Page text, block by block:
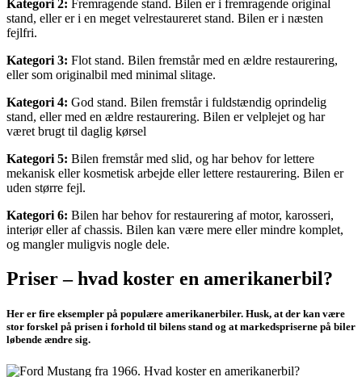
Kategori 2: Fremragende stand. Bilen er i fremragende original
stand, eller er i en meget velrestaureret stand. Bilen er i næsten
fejlfri.
Kategori 3: Flot stand. Bilen fremstår med en ældre restaurering,
eller som originalbil med minimal slitage.
Kategori 4: God stand. Bilen fremstår i fuldstændig oprindelig
stand, eller med en ældre restaurering. Bilen er velplejet og har
været brugt til daglig kørsel
Kategori 5: Bilen fremstår med slid, og har behov for lettere
mekanisk eller kosmetisk arbejde eller lettere restaurering. Bilen er
uden større fejl.
Kategori 6: Bilen har behov for restaurering af motor, karosseri,
interiør eller af chassis. Bilen kan være mere eller mindre komplet,
og mangler muligvis nogle dele.
Priser – hvad koster en amerikanerbil?
Her er fire eksempler på populære amerikanerbiler. Husk, at der kan være
stor forskel på prisen i forhold til bilens stand og at markedspriserne på biler
løbende ændre sig.